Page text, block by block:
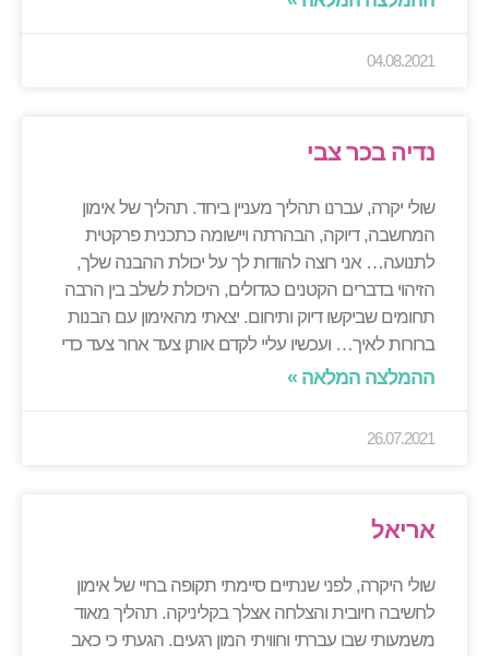
04.08.2021
נדיה בכר צבי
שולי יקרה, עברנו תהליך מעניין ביחד. תהליך של אימון
המחשבה, דיוקה, הבהרתה ויישומה כתכנית פרקטית
לתנועה… אני רוצה להודות לך על יכולת ההבנה שלך,
הזיהוי בדברים הקטנים כגדולים, היכולת לשלב בין הרבה
תחומים שביקשו דיוק ותיחום. יצאתי מהאימון עם הבנות
ברורות לאיך… ועכשיו עליי לקדם אותן צעד אחר צעד כדי
ההמלצה המלאה »
26.07.2021
אריאל
שולי היקרה, לפני שנתיים סיימתי תקופה בחיי של אימון
לחשיבה חיובית והצלחה אצלך בקליניקה. תהליך מאוד
משמעותי שבו עברתי וחוויתי המון רגעים. הגעתי כי כאב